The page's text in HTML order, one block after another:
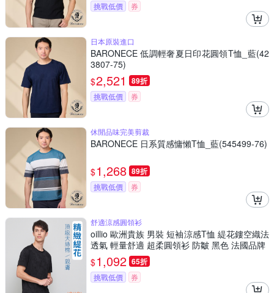
挑戰低價 券
日本原裝進口
BARONECE 低調輕奢夏日印花圓領T恤_藍(42
3807-75)
$2,521 89折
挑戰低價 券
休閒品味完美剪裁
BARONECE 日系質感慵懶T恤_藍(545499-76)
$1,268 89折
挑戰低價 券
舒適涼感圓領衫
oillio 歐洲貴族 男裝 短袖涼感T恤 緹花鏤空織法
透氣 輕量舒適 超柔圓領衫 防皺 黑色 法國品牌
$1,092 65折
挑戰低價 券